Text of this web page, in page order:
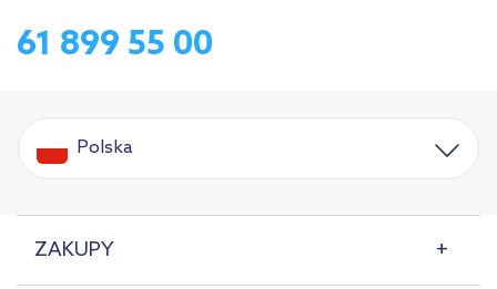
61 899 55 00
Polska
ZAKUPY